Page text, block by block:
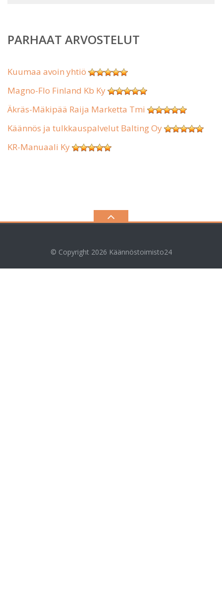
PARHAAT ARVOSTELUT
Kuumaa avoin yhtiö
Magno-Flo Finland Kb Ky
Äkräs-Mäkipää Raija Marketta Tmi
Käännös ja tulkkauspalvelut Balting Oy
KR-Manuaali Ky
© Copyright 2026 Käännöstoimisto24